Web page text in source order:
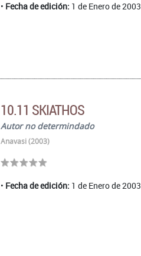
Fecha de edición: 1 de Enero de 2003
10.11 SKIATHOS
Autor no determindado
Anavasi (2003)
Fecha de edición: 1 de Enero de 2003